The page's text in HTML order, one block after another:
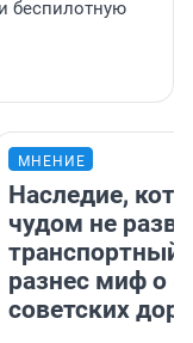
беспилотную
МНЕНИЕ
Наследие,
чудом не
транспортный
разнес миф о
советских